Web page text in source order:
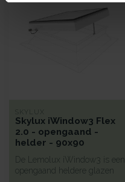
SKYLUX
Skylux iWindow3 Flex
2.0 - opengaand -
helder - 90x90
De Lemolux iWindow3 is een
opengaand heldere glazen